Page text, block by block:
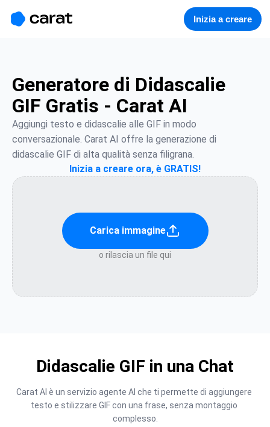
Inizia a creare
Generatore di Didascalie
GIF Gratis - Carat AI
Aggiungi testo e didascalie alle GIF in modo
conversazionale. Carat AI offre la generazione di
didascalie GIF di alta qualità senza filigrana.
Inizia a creare ora, è GRATIS!
Carica immagine
o rilascia un file qui
Didascalie GIF in una Chat
Carat AI è un servizio agente AI che ti permette di aggiungere
testo e stilizzare GIF con una frase, senza montaggio
complesso.